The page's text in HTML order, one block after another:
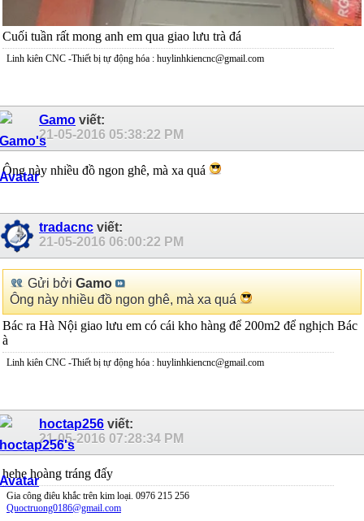
Cuối tuần rất mong anh em qua giao lưu trà đá
Linh kiên CNC -Thiết bị tự động hóa : huylinhkiencnc@gmail.com
Gamo viết:
21-05-2016 05:38:22 PM
Ông này nhiều đồ ngon ghê, mà xa quá
tradacnc viết:
21-05-2016 06:00:22 PM
Gửi bởi Gamo
Ông này nhiều đồ ngon ghê, mà xa quá
Bác ra Hà Nội giao lưu em có cái kho hàng để 200m2 để nghịch Bác
à
Linh kiên CNC -Thiết bị tự động hóa : huylinhkiencnc@gmail.com
hoctap256 viết:
21-05-2016 07:28:34 PM
hehe hoàng tráng đấy
Gia công điêu khắc trên kim loại. 0976 215 256
Quoctruong0186@gmail.com